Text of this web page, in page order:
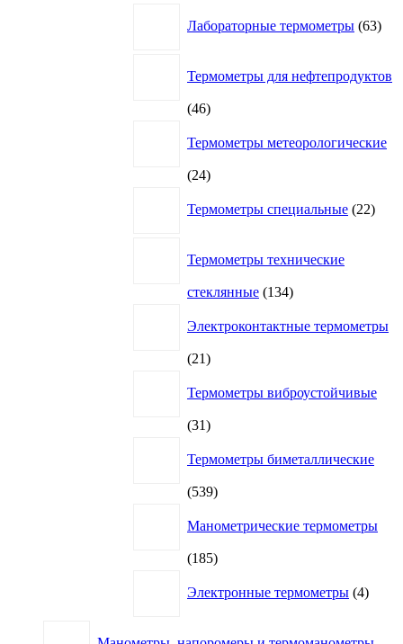
Лабораторные термометры 63
Термометры для нефтепродуктов
4646
Термометры метеорологические
2424
Термометры специальные 22
Термометры технические
стеклянные 134134
Электроконтактные термометры
2121
Термометры виброустойчивые
3131
Термометры биметаллические
539539
Манометрические термометры
185185
Электронные термометры 4товара